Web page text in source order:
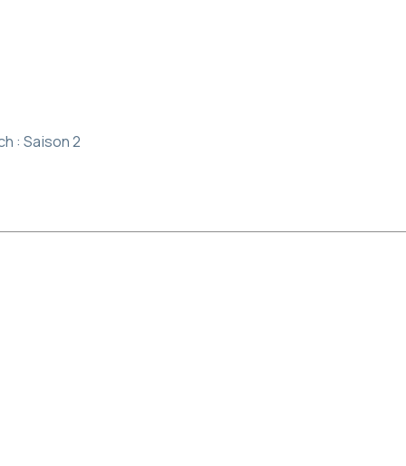
: Saison 2